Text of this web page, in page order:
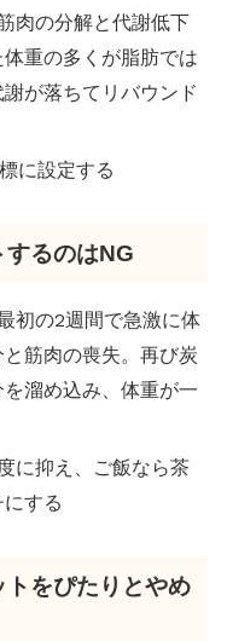
肉の分解と代謝低下
重の多くが脂肪では
が落ちてリバウンド
に設定する
るのはNG
初の2週間で急激に体
筋肉の喪失。再び炭
溜め込み、体重が一
に抑え、ご飯なら茶
する
をぴたりとやめ